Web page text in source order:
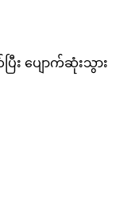
း ပျောက်ဆုံးသွား